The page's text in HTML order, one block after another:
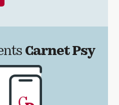
Carnet Psy